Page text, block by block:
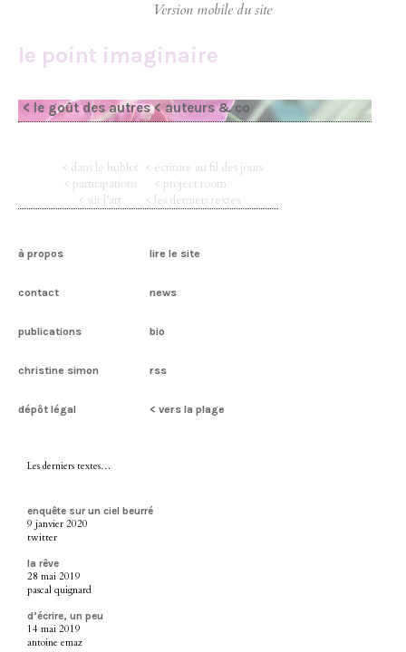
le point imaginaire
< le goût des autres < auteurs & co
< dans le hublot < écriture au fil des jours
< participations
< project room
< sur l’art
< les derniers textes
à propos lire le site
contact news
publications bio
christine simon rss
dépôt légal < vers la plage
Les derniers textes…
enquête sur un ciel beurré
9 janvier 2020
twitter
la rêve
28 mai 2019
pascal quignard
d’écrire, un peu
14 mai 2019
antoine emaz